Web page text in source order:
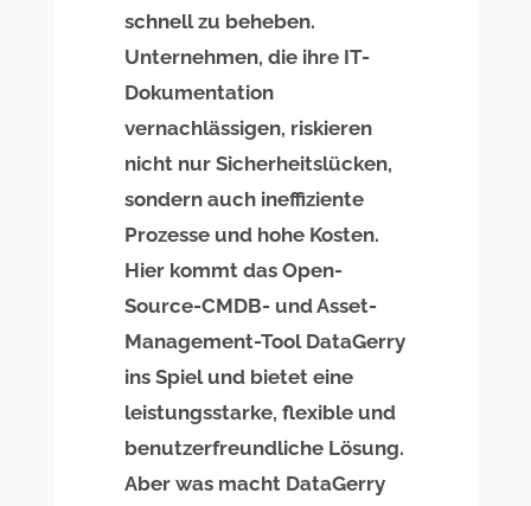
schnell zu beheben.
Unternehmen, die ihre IT-
Dokumentation
vernachlässigen, riskieren
nicht nur Sicherheitslücken,
sondern auch ineffiziente
Prozesse und hohe Kosten.
Hier kommt das Open-
Source-CMDB- und Asset-
Management-Tool DataGerry
ins Spiel und bietet eine
leistungsstarke, flexible und
benutzerfreundliche Lösung.
Aber was macht DataGerry